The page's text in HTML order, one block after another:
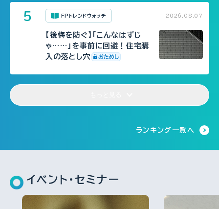
FPトレンドウォッチ 2026.08.07
【後悔を防ぐ】「こんなはずじ
ゃ……」を事前に回避！住宅購
入の落とし穴
2026.07.29
61歳・再雇用で働く夫は即リタ
FP・専門家に聞く
2026.07.30
【事業承継】親族内承継のポイン
氏、金沢氏、西内氏)
2026.07.31
マンション関連法の改正で建て
FPトレンドウォッチ
ランキング一覧へ
イベント・セミナー